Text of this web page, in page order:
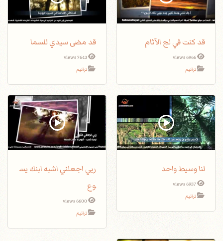
قد كنت في لج الآثام
6966 views
ترانيم
قد مضى سيدي للسما
7643 views
ترانيم
لنا وسيط واحد
6937 views
ترانيم
ربي اجعلني اشبه ابنك يس
وع
6600 views
ترانيم